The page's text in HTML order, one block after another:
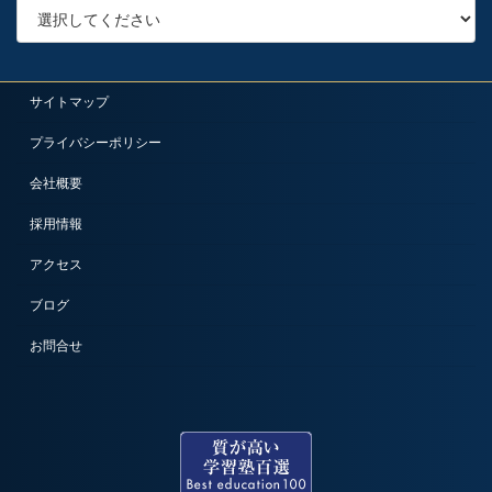
サイトマップ
プライバシーポリシー
会社概要
採用情報
アクセス
ブログ
お問合せ